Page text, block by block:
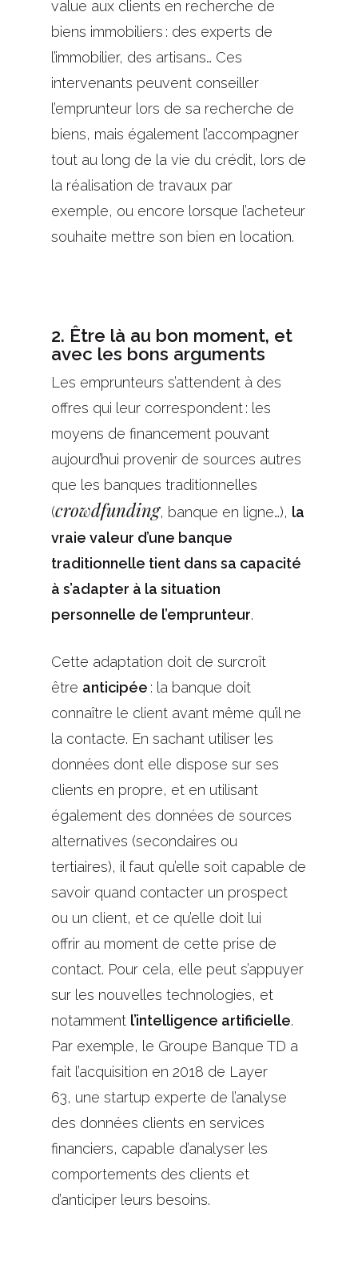
value aux clients en recherche de
biens immobiliers : des experts de
l’immobilier, des artisans… Ces
intervenants peuvent conseiller
l’emprunteur lors de sa recherche de
biens, mais également l’accompagner
tout au long de la vie du crédit, lors de
la réalisation de travaux par
exemple, ou encore lorsque l’acheteur
souhaite mettre son bien en location.
2. Être là au bon moment, et
avec les bons arguments
Les emprunteurs s’attendent à des
offres qui leur correspondent : les
moyens de financement pouvant
aujourd’hui provenir de sources autres
que les banques traditionnelles
(crowdfunding, banque en ligne…), la
vraie valeur d’une banque
traditionnelle tient dans sa capacité
à s’adapter à la situation
personnelle de l’emprunteur.
Cette adaptation doit de surcroît
être anticipée : la banque doit
connaître le client avant même qu’il ne
la contacte. En sachant utiliser les
données dont elle dispose sur ses
clients en propre, et en utilisant
également des données de sources
alternatives (secondaires ou
tertiaires), il faut qu’elle soit capable de
savoir quand contacter un prospect
ou un client, et ce qu’elle doit lui
offrir au moment de cette prise de
contact. Pour cela, elle peut s’appuyer
sur les nouvelles technologies, et
notamment l’intelligence artificielle.
Par exemple, le Groupe Banque TD a
fait l’acquisition en 2018 de Layer
63, une startup experte de l’analyse
des données clients en services
financiers, capable d’analyser les
comportements des clients et
d’anticiper leurs besoins.